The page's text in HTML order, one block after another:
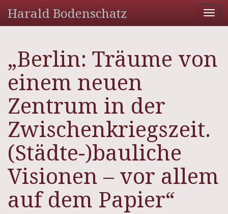
Harald Bodenschatz
„Berlin: Träume von
einem neuen
Zentrum in der
Zwischenkriegszeit.
(Städte-)bauliche
Visionen – vor allem
auf dem Papier“